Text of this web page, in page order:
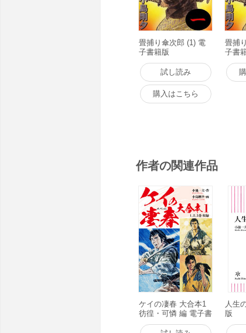
畳捕り傘次郎 (1) 電
子書籍版
試し読み
購入はこちら
畳捕
子書
作者の関連作品
ケイの凄春 大合本1
彷徨・可憐 編 電子書
籍版
人生
版